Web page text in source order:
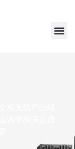
和无线产品组
诉求和满足虚